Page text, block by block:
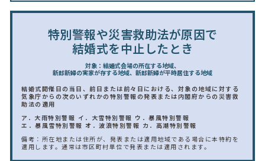
特別警報や災害救助法が原因で
結婚式を中止したとき
対象：結婚式会場の所在する地域、
新郎新婦の実家が存する地域、新郎新婦が平時居住する地域
結婚式開催日の当日、前日または前々日における、対象の地域に対する
気象庁からの次のいずれかの特別警報の発表または内閣府からの災害救
助法の適用
ア．大雨特別警報 イ．大雪特別警報 ウ．暴風特別警報
エ．暴風雪特別警報 オ．波浪特別警報 カ．高潮特別警報
備考：所在地または住所が、発表または適用地域である場合に本特約を
適用します。通常は市区町村単位で発表または適用されます。